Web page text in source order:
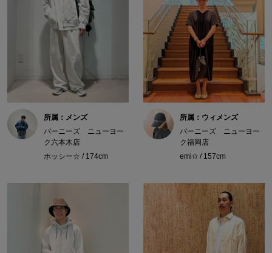
所属：メンズ
バーニーズ ニューヨー
ク六本木店
ホッシー☆ / 174cm
所属：ウィメンズ
バーニーズ ニューヨー
ク福岡店
emi✩ / 157cm